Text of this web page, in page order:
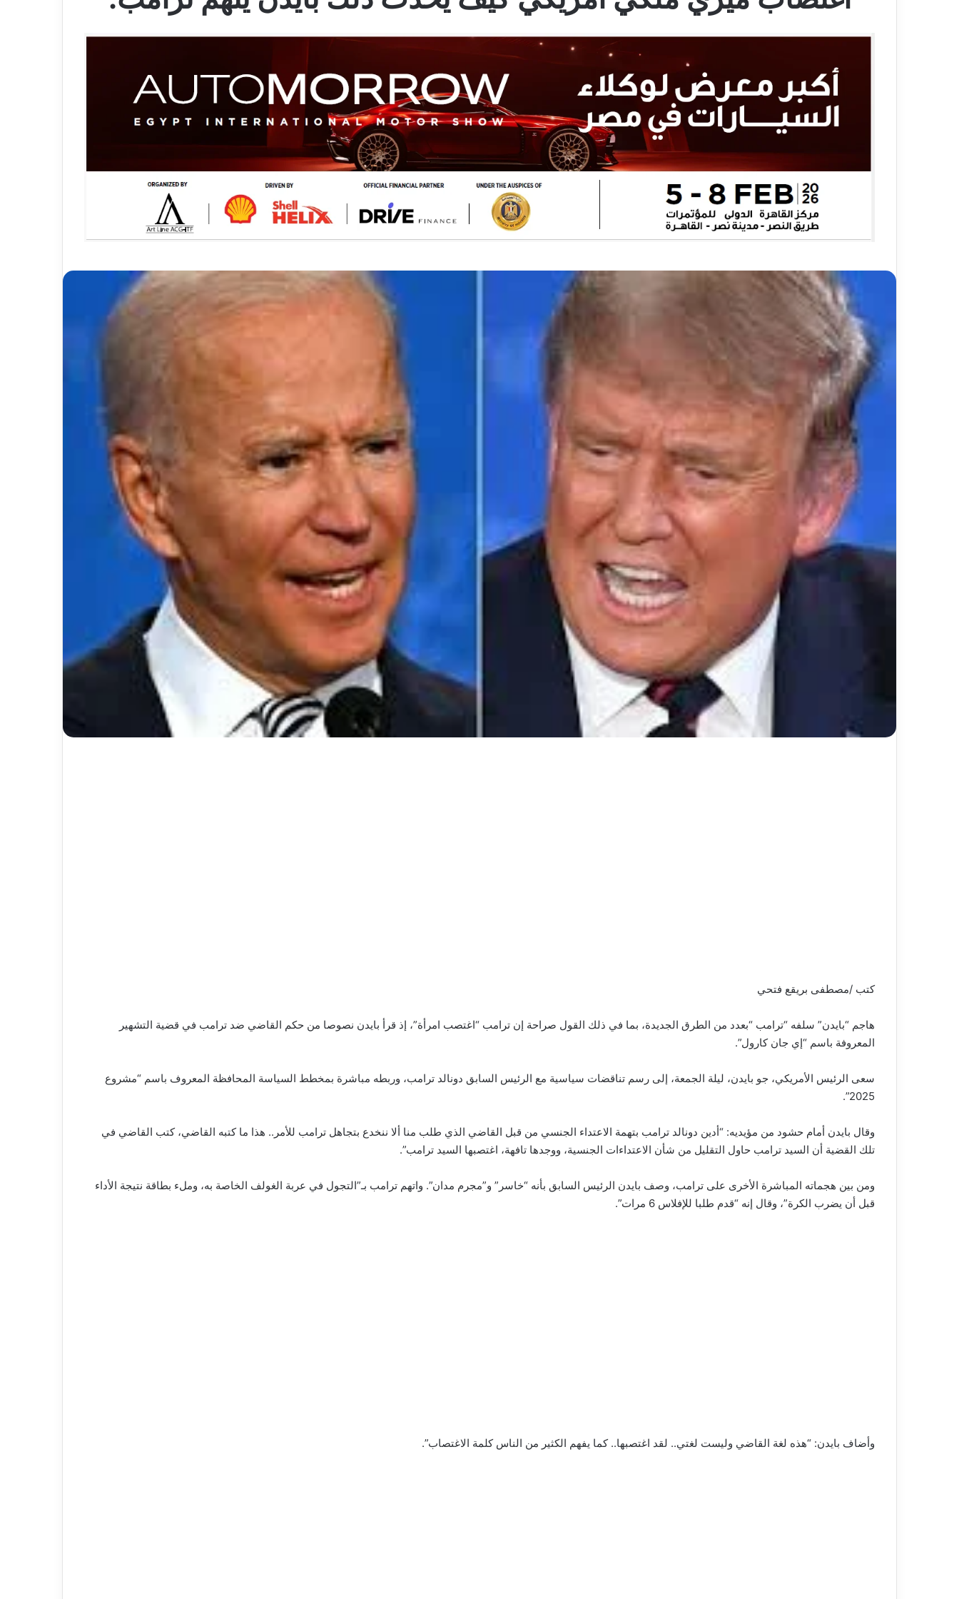
كتب /مصطفى بريقع فتحي
هاجم “بايدن” سلفه “ترامب “بعدد من الطرق الجديدة، بما في ذلك القول صراحة إن ترامب “اغتصب امرأة”، إذ قرأ بايدن نصوصا من حكم القاضي ضد ترامب في قضية التشهير
المعروفة باسم “إي جان كارول”.
سعى الرئيس الأمريكي، جو بايدن، ليلة الجمعة، إلى رسم تناقضات سياسية مع الرئيس السابق دونالد ترامب، وربطه مباشرة بمخطط السياسة المحافظة المعروف باسم “مشروع
2025”.
وقال بايدن أمام حشود من مؤيديه: “أدين دونالد ترامب بتهمة الاعتداء الجنسي من قبل القاضي الذي طلب منا ألا ننخدع بتجاهل ترامب للأمر.. هذا ما كتبه القاضي، كتب القاضي في
تلك القضية أن السيد ترامب حاول التقليل من شأن الاعتداءات الجنسية، ووجدها تافهة، اغتصبها السيد ترامب”.
ومن بين هجماته المباشرة الأخرى على ترامب، وصف بايدن الرئيس السابق بأنه “خاسر” و”مجرم مدان”. واتهم ترامب بـ”التجول في عربة الغولف الخاصة به، وملء بطاقة نتيجة الأداء
قبل أن يضرب الكرة”، وقال إنه “قدم طلبا للإفلاس 6 مرات”.
وأضاف بايدن: “هذه لغة القاضي وليست لغتي.. لقد اغتصبها.. كما يفهم الكثير من الناس كلمة الاغتصاب”.